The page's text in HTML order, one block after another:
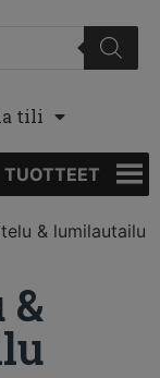
tili
TUOTTEET
& lumilautailu
&